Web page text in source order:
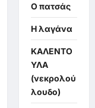
Ο πατσάς
Η λαγάνα
ΚΑΛΕΝΤΟ
ΥΛΑ
(νεκρολού
λουδο)